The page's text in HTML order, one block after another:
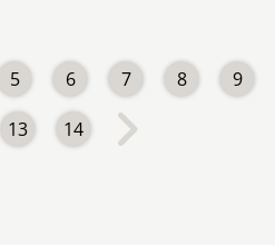
5 6 7 8 9
13 14